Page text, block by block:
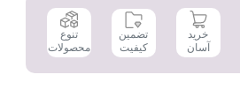
خرید
آسان
تضمین
کیفیت
تنوع
محصولات